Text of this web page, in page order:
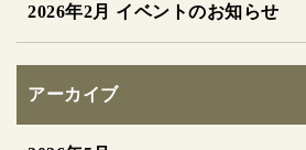
2026年2月 イベントのお知らせ
アーカイブ